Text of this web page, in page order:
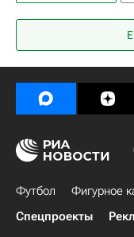
Даниил Медведев
Футбол Фигурное
Спецпроекты